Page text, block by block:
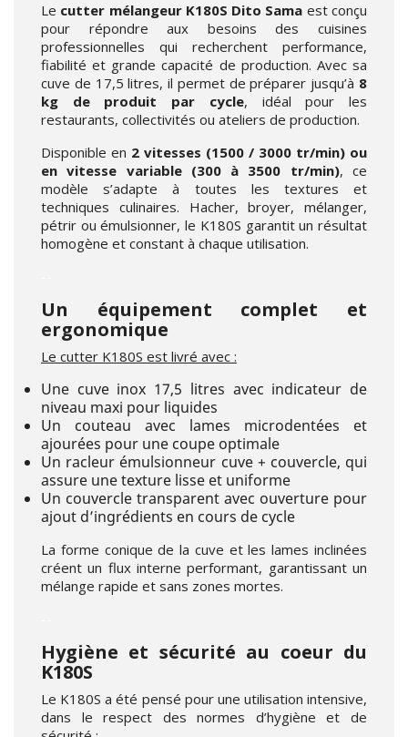
Le cutter mélangeur K180S Dito Sama est conçu
pour répondre aux besoins des cuisines
professionnelles qui recherchent performance,
fiabilité et grande capacité de production. Avec sa
cuve de 17,5 litres, il permet de préparer jusqu’à 8
kg de produit par cycle, idéal pour les
restaurants, collectivités ou ateliers de production.
Disponible en 2 vitesses (1500 / 3000 tr/min) ou
en vitesse variable (300 à 3500 tr/min), ce
modèle s’adapte à toutes les textures et
techniques culinaires. Hacher, broyer, mélanger,
pétrir ou émulsionner, le K180S garantit un résultat
homogène et constant à chaque utilisation.
Un équipement complet et
ergonomique
Le cutter K180S est livré avec :
Une cuve inox 17,5 litres avec indicateur de
niveau maxi pour liquides
Un couteau avec lames microdentées et
ajourées pour une coupe optimale
Un racleur émulsionneur cuve + couvercle, qui
assure une texture lisse et uniforme
Un couvercle transparent avec ouverture pour
ajout d’ingrédients en cours de cycle
La forme conique de la cuve et les lames inclinées
créent un flux interne performant, garantissant un
mélange rapide et sans zones mortes.
Hygiène et sécurité au coeur du
K180S
Le K180S a été pensé pour une utilisation intensive,
dans le respect des normes d’hygiène et de